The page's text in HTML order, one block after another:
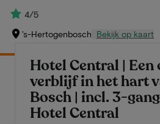
4/5
's-Hertogenbosch Bekijk op kaart
Hotel Central |
verblijf in het hart
Bosch | incl. 3-
Hotel Central